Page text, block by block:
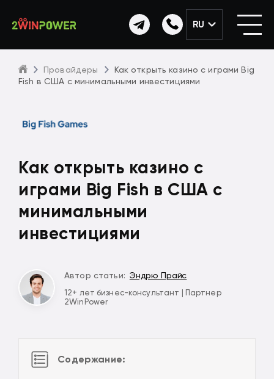
RU
Провайдеры
Как открыть казино с играми Big
Fish в США с минимальными инвестициями
Как открыть казино с
играми Big Fish в США с
минимальными
инвестициями
Автор статьи: Эндрю Прайс
12+ лет бизнес-консультант | Партнер
2WinPower
Содержание: